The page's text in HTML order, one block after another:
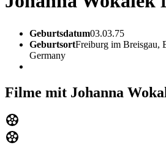
Geburtsdatum03.03.75
GeburtsortFreiburg im Breisgau,
Germany
Filme mit Johanna